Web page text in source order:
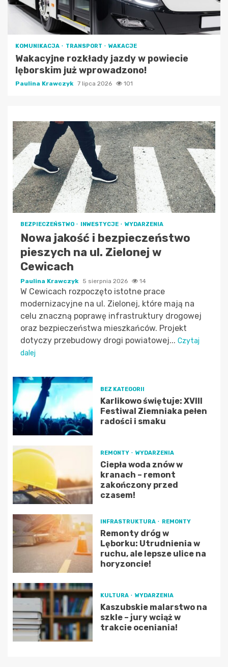
KOMUNIKACJA TRANSPORT WAKACJE
Wakacyjne rozkłady jazdy w powiecie
lęborskim już wprowadzono!
Paulina Krawczyk 7 lipca 2026 101
BEZPIECZEŃSTWO INWESTYCJE WYDARZENIA
Nowa jakość i bezpieczeństwo
pieszych na ul. Zielonej w
Cewicach
Paulina Krawczyk 5 sierpnia 2026 14
W Cewicach rozpoczęto istotne prace
modernizacyjne na ul. Zielonej, które mają na
celu znaczną poprawę infrastruktury drogowej
oraz bezpieczeństwa mieszkańców. Projekt
dotyczy przebudowy drogi powiatowej... Czytaj
dalej
BEZ KATEGORII
Karlikowo świętuje: XVIII
Festiwal Ziemniaka pełen
radości i smaku
REMONTY WYDARZENIA
Ciepła woda znów w
kranach – remont
zakończony przed
czasem!
INFRASTRUKTURA REMONTY
Remonty dróg w
Lęborku: Utrudnienia w
ruchu, ale lepsze ulice na
horyzoncie!
KULTURA WYDARZENIA
Kaszubskie malarstwo na
szkle – jury wciąż w
trakcie oceniania!